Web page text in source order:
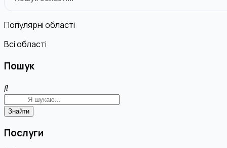
Популярні області
Всі області
Пошук
Знайти
Послуги